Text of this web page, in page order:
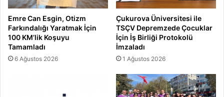
Emre Can Esgin, Otizm
Farkındalığı Yaratmak İçin
100 KM’lik Koşuyu
Tamamladı
6 Ağustos 2026
Çukurova Üniversitesi ile
TSÇV Depremzede Çocuklar
İçin İş Birliği Protokolü
İmzaladı
1 Ağustos 2026